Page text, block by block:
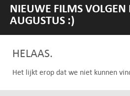
NIEUWE FILMS VOLGEN
AUGUSTUS :)
HELAAS.
Het lijkt erop dat we niet kunnen